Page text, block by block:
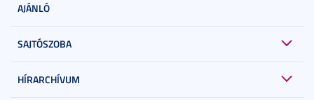
AJÁNLÓ
SAJTÓSZOBA
HÍRARCHÍVUM